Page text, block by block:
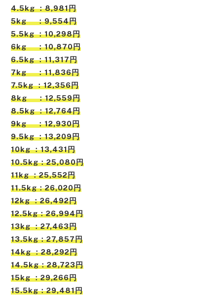
4.5kg ：8,981円
5kg ：9,554円
5.5kg ：10,298円
6kg ：10,870円
6.5kg ：11,317円
7kg ：11,836円
7.5kg ：12,356円
8kg ：12,559円
8.5kg ：12,764円
9kg ：12,930円
9.5kg ：13,209円
10kg ：13,431円
10.5kg：25,080円
11kg ：25,552円
11.5kg：26,020円
12kg ：26,492円
12.5kg：26,994円
13kg ：27,463円
13.5kg：27,857円
14kg ：28,292円
14.5kg：28,723円
15kg ：29,266円
15.5kg：29,481円